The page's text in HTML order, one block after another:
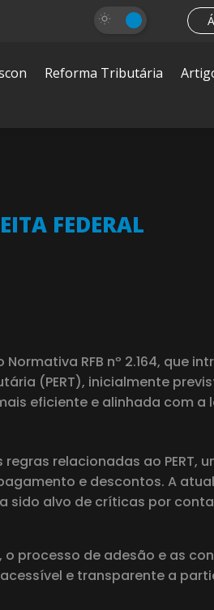
Reforma Tributária
FEDERAL
RFB nº 2.164, que
(PERT), inicialmente
eficiente e alinhada com a
regras relacionadas ao
e descontos. A
sido alvo de críticas por
o processo de adesão e as
e transparente a